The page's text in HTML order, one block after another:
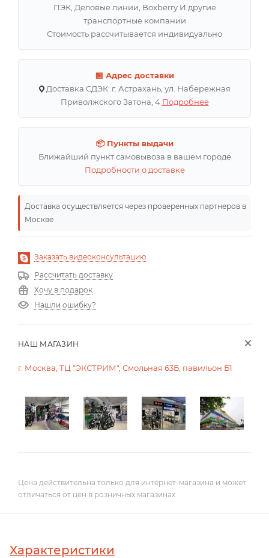
ПЭК, Деловые линии, Boxberry И другие
транспортные компании
Стоимость рассчитывается индивидуально
🏪 Адрес доставки
Доставка СДЭК: г. Астрахань, ул. Набережная
Приволжского Затона, 4 Подробнее
📦 Пункты выдачи
Ближайший пункт самовывоза в вашем городе
Подробности о доставке
Доставка осуществляется через проверенных партнеров в
Москве
Заказать видеоконсультацию
Рассчитать доставку
Хочу в подарок
Нашли ошибку?
НАШ МАГАЗИН
г. Москва, ТЦ "ЭКСТРИМ", Смольная 63Б, павильон Б1
Цена действительна только для интернет-магазина и может
отличаться от цен в розничных магазинах
Характеристики